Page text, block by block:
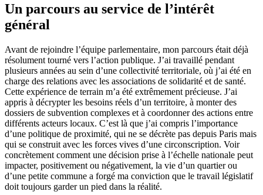
Un parcours au service de l’intérêt
général
Avant de rejoindre l’équipe parlementaire, mon parcours était déjà
résolument tourné vers l’action publique. J’ai travaillé pendant
plusieurs années au sein d’une collectivité territoriale, où j’ai été en
charge des relations avec les associations de solidarité et de santé.
Cette expérience de terrain m’a été extrêmement précieuse. J’ai
appris à décrypter les besoins réels d’un territoire, à monter des
dossiers de subvention complexes et à coordonner des actions entre
différents acteurs locaux. C’est là que j’ai compris l’importance
d’une politique de proximité, qui ne se décrète pas depuis Paris mais
qui se construit avec les forces vives d’une circonscription. Voir
concrètement comment une décision prise à l’échelle nationale peut
impacter, positivement ou négativement, la vie d’un quartier ou
d’une petite commune a forgé ma conviction que le travail législatif
doit toujours garder un pied dans la réalité.